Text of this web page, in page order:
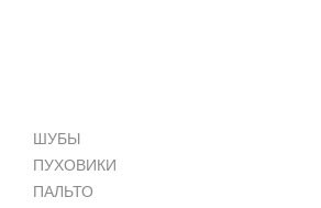
INSTAGRAM
ШУБЫ
ПУХОВИКИ
ПАЛЬТО